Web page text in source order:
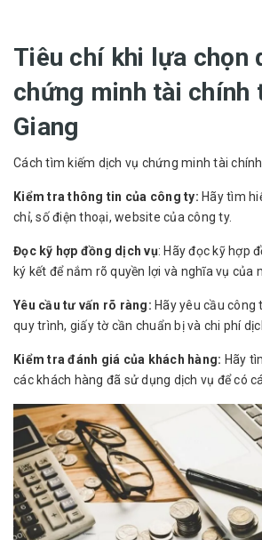
Tiêu chí khi lựa chọn
chứng minh tài chính
Giang
Cách tìm kiếm dịch vụ chứng minh tài
Kiểm tra thông tin của công ty: Hãy tìm
chỉ, số điện thoại, website của công ty.
Đọc kỹ hợp đồng dịch vụ: Hãy đọc kỹ hợp
ký kết để nắm rõ quyền lợi và nghĩa vụ của
Yêu cầu tư vấn rõ ràng: Hãy yêu cầu
quy trình, giấy tờ cần chuẩn bị và chi phí
Kiểm tra đánh giá của khách hàng: Hãy
các khách hàng đã sử dụng dịch vụ để có